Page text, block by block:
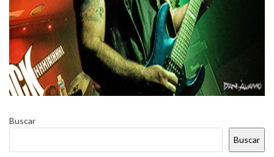
Buscar
Buscar